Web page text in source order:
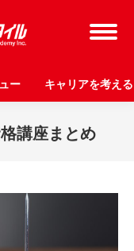
ー キャリアを考える
講座まとめ